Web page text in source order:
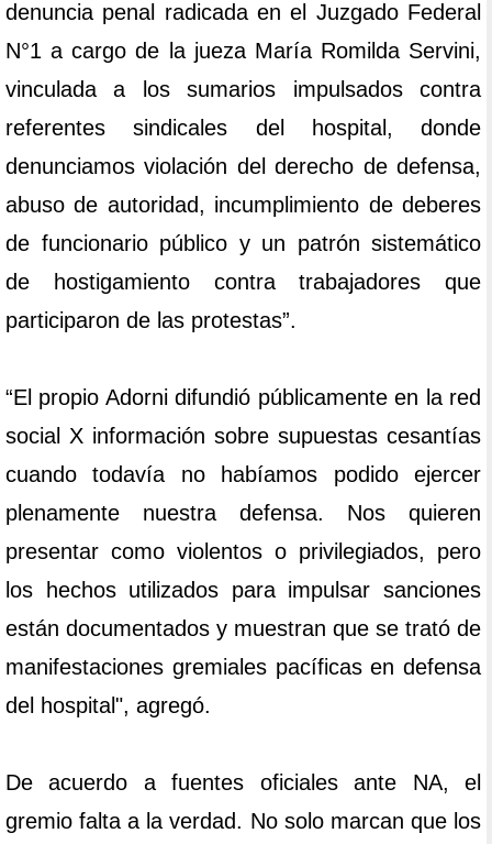
denuncia penal radicada en el Juzgado Federal
N°1 a cargo de la jueza María Romilda Servini,
vinculada a los sumarios impulsados contra
referentes sindicales del hospital, donde
denunciamos violación del derecho de defensa,
abuso de autoridad, incumplimiento de deberes
de funcionario público y un patrón sistemático
de hostigamiento contra trabajadores que
participaron de las protestas”.
“El propio Adorni difundió públicamente en la red
social X información sobre supuestas cesantías
cuando todavía no habíamos podido ejercer
plenamente nuestra defensa. Nos quieren
presentar como violentos o privilegiados, pero
los hechos utilizados para impulsar sanciones
están documentados y muestran que se trató de
manifestaciones gremiales pacíficas en defensa
del hospital", agregó.
De acuerdo a fuentes oficiales ante NA, el
gremio falta a la verdad. No solo marcan que los